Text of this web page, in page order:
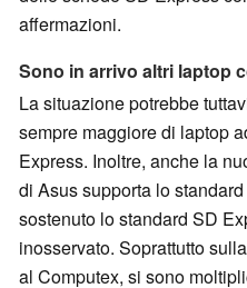
affermazioni.
Sono in arrivo altri laptop
La situazione potrebbe
sempre maggiore di laptop
Express. Inoltre, anche la
di Asus supporta lo
sostenuto lo standard SD
inosservato. Soprattutto
al Computex, si sono